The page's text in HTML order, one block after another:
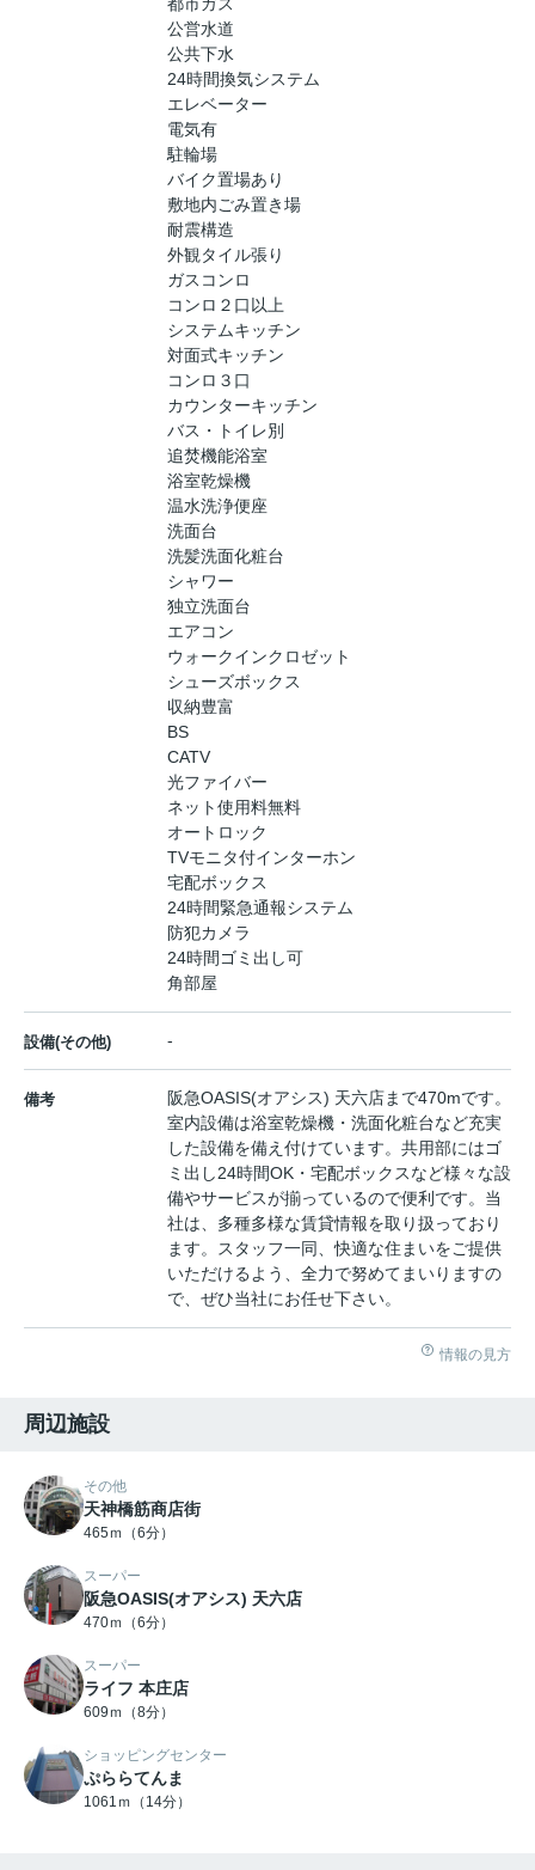
公営水道
公共下水
24時間換気システム
エレベーター
電気有
駐輪場
バイク置場あり
敷地内ごみ置き場
耐震構造
外観タイル張り
ガスコンロ
コンロ２口以上
システムキッチン
対面式キッチン
コンロ３口
カウンターキッチン
バス・トイレ別
追焚機能浴室
浴室乾燥機
温水洗浄便座
洗面台
洗髪洗面化粧台
シャワー
独立洗面台
エアコン
ウォークインクロゼット
シューズボックス
収納豊富
BS
CATV
光ファイバー
ネット使用料無料
オートロック
TVモニタ付インターホン
宅配ボックス
24時間緊急通報システム
防犯カメラ
24時間ゴミ出し可
角部屋
設備(その他) -
備考
阪急OASIS(オアシス) 天六店まで470mです。
室内設備は浴室乾燥機・洗面化粧台など充実
した設備を備え付けています。共用部にはゴ
ミ出し24時間OK・宅配ボックスなど様々な設
備やサービスが揃っているので便利です。当
社は、多種多様な賃貸情報を取り扱っており
ます。スタッフ一同、快適な住まいをご提供
いただけるよう、全力で努めてまいりますの
で、ぜひ当社にお任せ下さい。
情報の見方
周辺施設
その他
天神橋筋商店街
465ｍ（6分）
スーパー
阪急OASIS(オアシス) 天六店
470ｍ（6分）
スーパー
ライフ 本庄店
609ｍ（8分）
ショッピングセンター
ぷららてんま
1061ｍ（14分）